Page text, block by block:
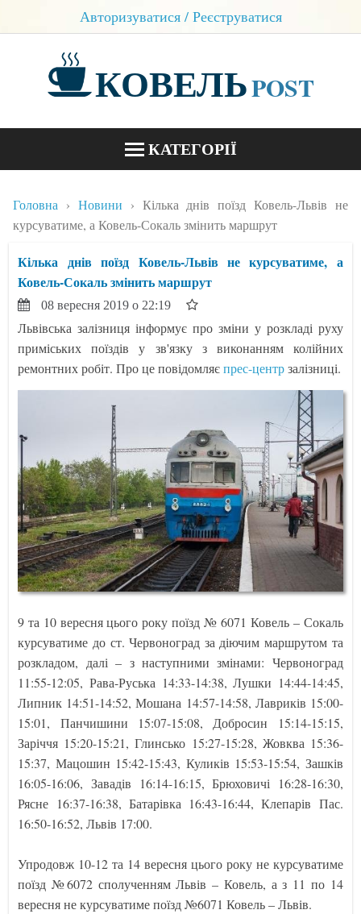
Авторизуватися / Реєструватися
КОВЕЛЬPOST
КАТЕГОРІЇ
БЛОГИ
КОНТАКТИ
Головна Новини
Кілька днів поїзд Ковель-Львів не
курсуватиме, а Ковель-Сокаль змінить маршрут
Кілька днів поїзд Ковель-Львів не курсуватиме, а
Ковель-Сокаль змінить маршрут
08 вересня 2019 о 22:19
Львівська залізниця інформує про зміни у розкладі руху
приміських поїздів у зв'язку з виконанням колійних
ремонтних робіт. Про це повідомляєпрес-центрзалізниці.
9 та 10 вересня цього року поїзд № 6071 Ковель – Сокаль
курсуватиме до ст. Червоноград за діючим маршрутом та
розкладом, далі – з наступними змінами: Червоноград
11:55-12:05, Рава-Руська 14:33-14:38, Лушки 14:44-14:45,
Липник 14:51-14:52, Мошана 14:57-14:58, Лавриків 15:00-
15:01, Панчишини 15:07-15:08, Добросин 15:14-15:15,
Заріччя 15:20-15:21, Глинсько 15:27-15:28, Жовква 15:36-
15:37, Мацошин 15:42-15:43, Куликів 15:53-15:54, Зашків
16:05-16:06, Завадів 16:14-16:15, Брюховичі 16:28-16:30,
Рясне 16:37-16:38, Батарівка 16:43-16:44, Клепарів Пас.
16:50-16:52, Львів 17:00.
Упродовж 10-12 та 14 вересня цього року не курсуватиме
поїзд №6072 сполученням Львів – Ковель, а з 11 по 14
вересня не курсуватиме поїзд №6071 Ковель – Львів.